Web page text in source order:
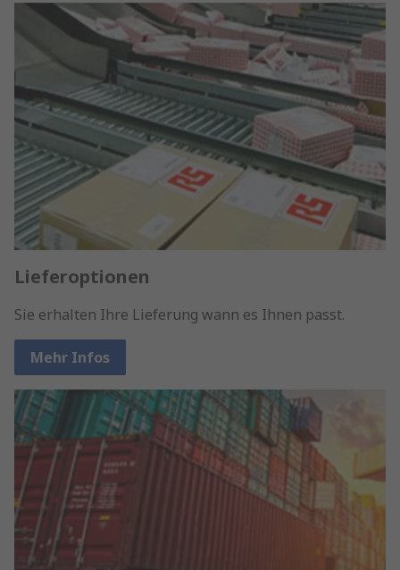
Lieferoptionen
Sie erhalten Ihre Lieferung wann es Ihnen passt.
Mehr Infos